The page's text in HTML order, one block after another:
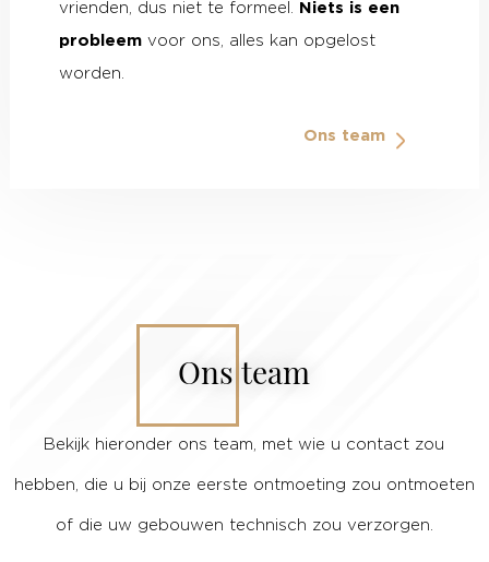
vrienden, dus niet te formeel. Niets is een
probleemvoor ons, alles kan opgelost
worden.
Ons team
Ons team
Bekijk hieronder ons team, met wie u contact zou
hebben, die u bij onze eerste ontmoeting zou ontmoeten
of die uw gebouwen technisch zou verzorgen.